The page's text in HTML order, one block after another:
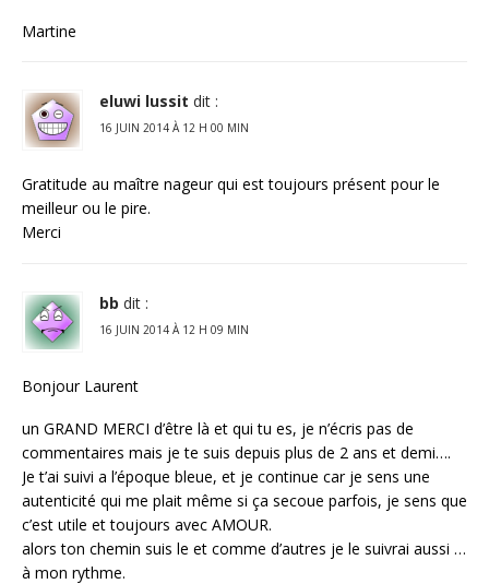
Martine
eluwi lussit dit :
16 JUIN 2014 À 12 H 00 MIN
Gratitude au maître nageur qui est toujours présent pour le
meilleur ou le pire.
Merci
bb dit :
16 JUIN 2014 À 12 H 09 MIN
Bonjour Laurent
un GRAND MERCI d’être là et qui tu es, je n’écris pas de
commentaires mais je te suis depuis plus de 2 ans et demi….
Je t’ai suivi a l’époque bleue, et je continue car je sens une
autenticité qui me plait même si ça secoue parfois, je sens que
c’est utile et toujours avec AMOUR.
alors ton chemin suis le et comme d’autres je le suivrai aussi …
à mon rythme.